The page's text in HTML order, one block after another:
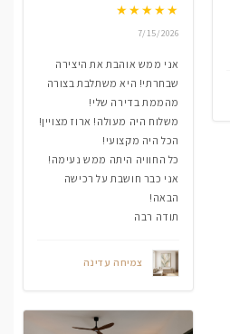
★★★★★
7/15/2026
אני ממש אוהבת את היצירה
שבחרתי! היא משתלבת בצורה
מהממת בדירה שלי!
משלוח היה מעולה! ארוז מצויין!
הכל היה מקצועי!
כל החוויה היתה ממש נעימה!
אני כבר חושבת על רכישה
הבאה!
תודה רבה
צמיחה עדינה